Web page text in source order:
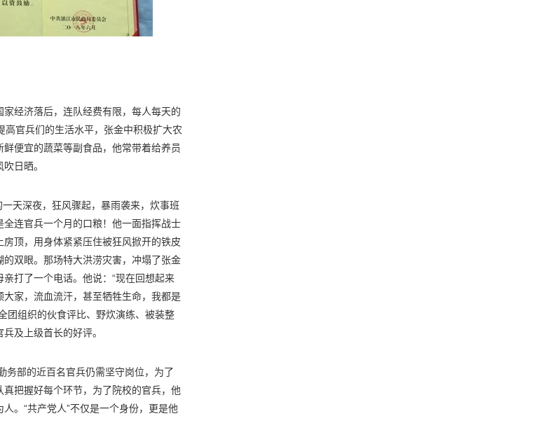
经济落后，连队经费有限，每人每天的
官兵们的生活水平，张金中积极扩大农
便宜的蔬菜等副食品，他常带着给养员
日晒。
天深夜，狂风骤起，暴雨袭来，炊事班
连官兵一个月的口粮！他一面指挥战士
顶，用身体紧紧压住被狂风掀开的铁皮
双眼。那场特大洪涝灾害，冲塌了张金
打了一个电话。他说：“现在回想起来
家，流血流汗，甚至牺牲生命，我都是
团组织的伙食评比、野炊演练、被装整
及上级首长的好评。
务部的近百名官兵仍需坚守岗位，为了
把握好每个环节，为了院校的官兵，他
。“共产党人”不仅是一个身份，更是他